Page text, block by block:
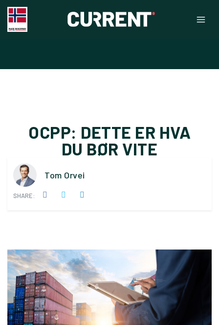
OCPP: DETTE ER HVA
DU BØR VITE
Tom Orvei
SHARE: